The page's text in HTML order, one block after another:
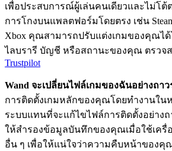
เพื่อประสบการณ์ผู้เล่นคนเดียวและไม่โ
การโกงบนแพลตฟอร์มโดยตรง เช่น
Xbox คุณสามารถปรับแต่งเกมของคุณได้
ไลบรารี บัญชี หรือสถานะของคุณ ตรวจ
Trustpilot
Wand จะเปลี่ยนไฟล์เกมของฉันอย่างถา
การติดตั้งเกมหลักของคุณโดยทำงานใน
ระบบแทนที่จะแก้ไขไฟล์การติดตั้งอย่างถ
ให้สำรองข้อมูลบันทึกของคุณเมื่อใช้เครื่
อื่น ๆ เพื่อให้แน่ใจว่าความคืบหน้าของคุ